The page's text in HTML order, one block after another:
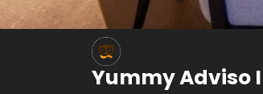
Yummy Adviso